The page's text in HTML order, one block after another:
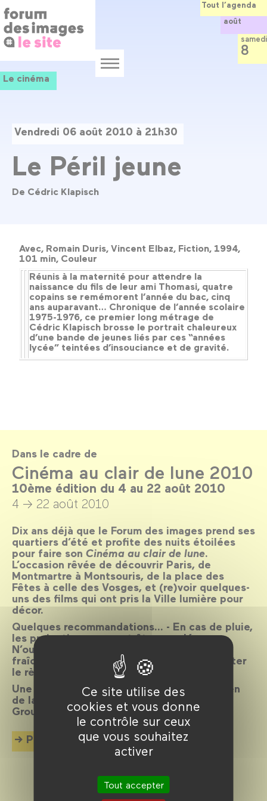
Ce site utilise des
cookies et vous donne
le contrôle sur ceux
que vous souhaitez
activer
Tout accepter
au
contenu
principal
Menu
Le cinéma
Vendredi 06 août 2010 à 21h30
Le Péril jeune
De Cédric Klapisch
Avec, Romain Duris, Vincent Elbaz, Fiction, 1994,
101 min, Couleur
Réunis à la maternité pour attendre la
naissance du fils de leur ami Thomasi, quatre
copains se remémorent l’année du bac, cinq
ans auparavant… Chronique de l’année scolaire
1975-1976, ce premier long métrage de
Cédric Klapisch brosse le portrait chaleureux
d’une bande de jeunes liés par ces “années
lycée” teintées d’insouciance et de gravité.
Dans le cadre de
Cinéma au clair de lune 2010
10ème édition du 4 au 22 août 2010
4 → 22 août 2010
Dix ans déjà que le Forum des images prend ses
quartiers d’été et profite des nuits étoilées
pour faire son Cinéma au clair de lune.
L’occasion rêvée de découvrir Paris, de
Montmartre à Montsouris, de la place des
Fêtes à celle des Vosges, et (re)voir quelques-
uns des films qui ont pris la Ville lumière pour
décor.
Quelques recommandations… - En cas de pluie,
les projections peuvent être annulées. -
N’oubliez pas une petite laine contre la
fraîcheur des nuits d’été. - Merci de respecter
le règlement des Parcs et Jardins de Paris.
Une manifestation organisée avec le soutien
de la Mairie de Paris et de la Fondation
Groupama Gan pour le cinéma.
Plus d'info
Tout l’agenda
août
samedi
8